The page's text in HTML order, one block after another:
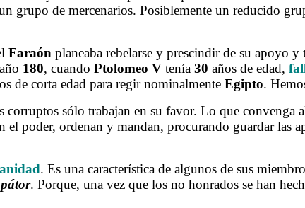
grupo de mercenarios. Posiblemente un reducido
Faraón planeaba rebelarse y prescindir de su apoyo
180, cuando Ptolomeo V tenía 30 años de edad,
de corta edad para regir nominalmente Egipto.
sólo trabajan en su favor. Lo que convenga
el poder, ordenan y mandan, procurando guardar las
. Es una característica de algunos de sus
. Porque, una vez que los no honrados se han